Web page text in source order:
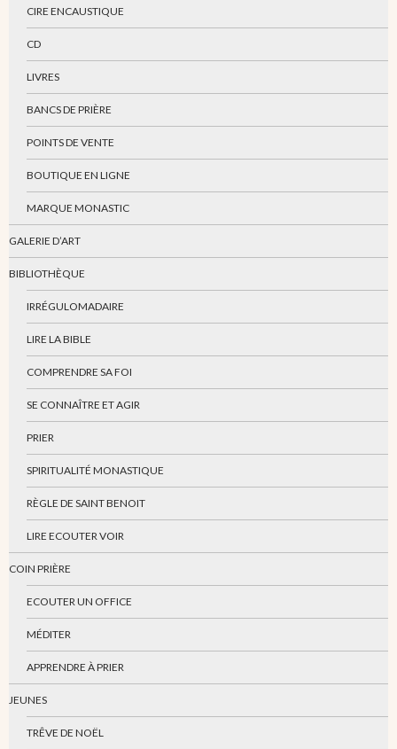
CIRE ENCAUSTIQUE
CD
LIVRES
BANCS DE PRIÈRE
POINTS DE VENTE
BOUTIQUE EN LIGNE
MARQUE MONASTIC
GALERIE D’ART
BIBLIOTHÈQUE
IRRÉGULOMADAIRE
LIRE LA BIBLE
COMPRENDRE SA FOI
SE CONNAÎTRE ET AGIR
PRIER
SPIRITUALITÉ MONASTIQUE
RÈGLE DE SAINT BENOIT
LIRE ECOUTER VOIR
COIN PRIÈRE
ECOUTER UN OFFICE
MÉDITER
APPRENDRE À PRIER
JEUNES
TRÊVE DE NOËL